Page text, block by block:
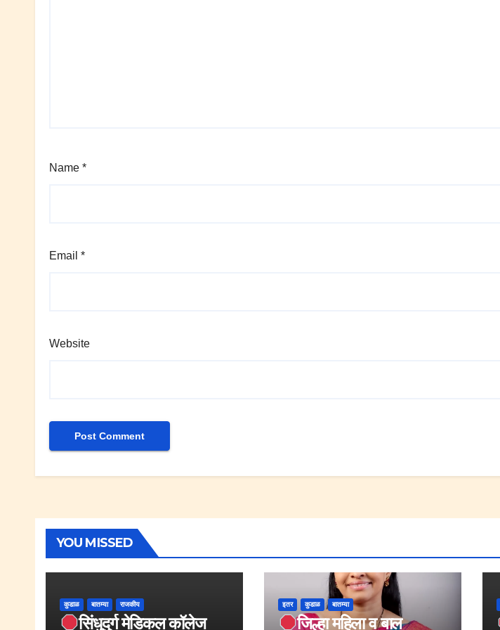
Name *
Email *
Website
YOU MISSED
कुडाळ बातम्या राजकीय
सिंधुदुर्ग मेडिकल कॉलेज
इतर कुडाळ बातम्या
जिल्हा महिला व बाल